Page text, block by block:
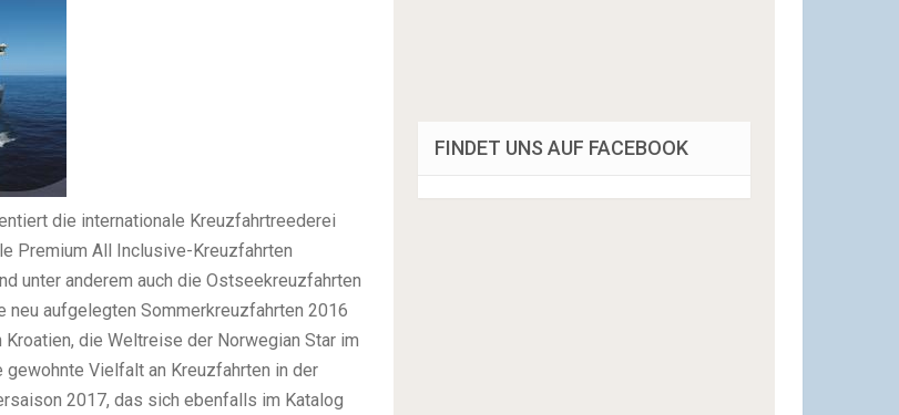
die internationale Kreuzfahrtreederei
Premium All Inclusive-Kreuzfahrten
unter anderem auch die Ostseekreuzfahrten
neu aufgelegten Sommerkreuzfahrten 2016
die Weltreise der Norwegian Star im
Vielfalt an Kreuzfahrten in der
2017, das sich ebenfalls im Katalog
FINDET UNS AUF FACEBOOK